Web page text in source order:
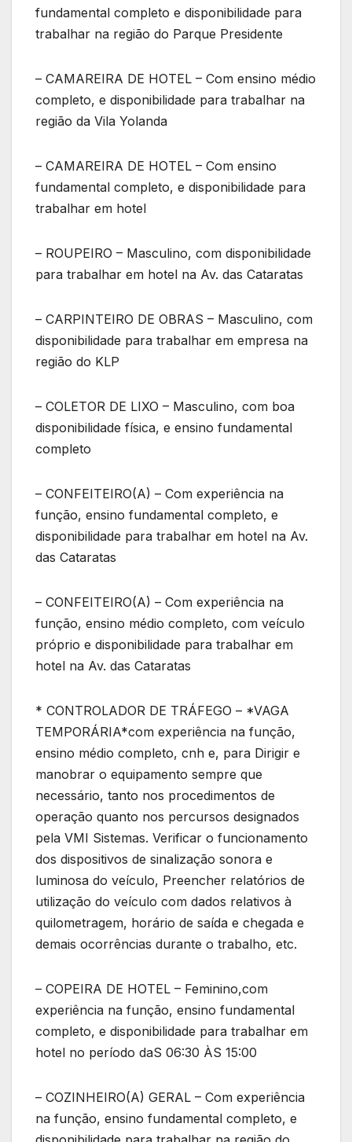
fundamental completo e disponibilidade para
trabalhar na região do Parque Presidente
– CAMAREIRA DE HOTEL – Com ensino médio
completo, e disponibilidade para trabalhar na
região da Vila Yolanda
– CAMAREIRA DE HOTEL – Com ensino
fundamental completo, e disponibilidade para
trabalhar em hotel
– ROUPEIRO – Masculino, com disponibilidade
para trabalhar em hotel na Av. das Cataratas
– CARPINTEIRO DE OBRAS – Masculino, com
disponibilidade para trabalhar em empresa na
região do KLP
– COLETOR DE LIXO – Masculino, com boa
disponibilidade física, e ensino fundamental
completo
– CONFEITEIRO(A) – Com experiência na
função, ensino fundamental completo, e
disponibilidade para trabalhar em hotel na Av.
das Cataratas
– CONFEITEIRO(A) – Com experiência na
função, ensino médio completo, com veículo
próprio e disponibilidade para trabalhar em
hotel na Av. das Cataratas
* CONTROLADOR DE TRÁFEGO – *VAGA
TEMPORÁRIA*com experiência na função,
ensino médio completo, cnh e, para Dirigir e
manobrar o equipamento sempre que
necessário, tanto nos procedimentos de
operação quanto nos percursos designados
pela VMI Sistemas. Verificar o funcionamento
dos dispositivos de sinalização sonora e
luminosa do veículo, Preencher relatórios de
utilização do veículo com dados relativos à
quilometragem, horário de saída e chegada e
demais ocorrências durante o trabalho, etc.
– COPEIRA DE HOTEL – Feminino,com
experiência na função, ensino fundamental
completo, e disponibilidade para trabalhar em
hotel no período daS 06:30 ÀS 15:00
– COZINHEIRO(A) GERAL – Com experiência
na função, ensino fundamental completo, e